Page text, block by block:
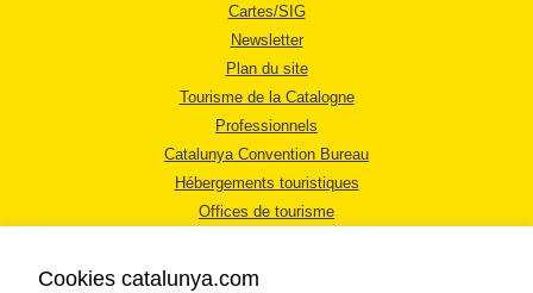
Cartes/SIG
Newsletter
Plan du site
Tourisme de la Catalogne
Professionnels
Catalunya Convention Bureau
Hébergements touristiques
Offices de tourisme
Cookies catalunya.com